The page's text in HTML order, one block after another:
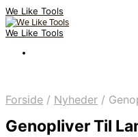
We Like Tools
We Like Tools
Forside / Nyheder /
Genopliver Til